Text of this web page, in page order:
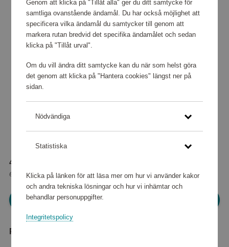
41 280 poäng
eller
516 kr
Logga in för att kunna handla
Produktbeskrivning
Genom att klicka på "Tillåt alla" ger du ditt samtycke för
samtliga ovanstående ändamål. Du har också möjlighet att
specificera vilka ändamål du samtycker till genom att
markera rutan bredvid det specifika ändamålet och sedan
klicka på "Tillåt urval".
Om du vill ändra ditt samtycke kan du när som helst göra
det genom att klicka på "Hantera cookies" längst ner på
sidan.
Nödvändiga
Statistiska
Klicka på länken för att läsa mer om hur vi använder kakor
och andra tekniska lösningar och hur vi inhämtar och
behandlar personuppgifter.
Integritetspolicy